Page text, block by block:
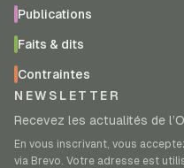
Publications
Faits & dits
Contraintes
NEWSLETTER
Recevez les actualités de
En vous inscrivant, vous
via Brevo. Votre adresse est